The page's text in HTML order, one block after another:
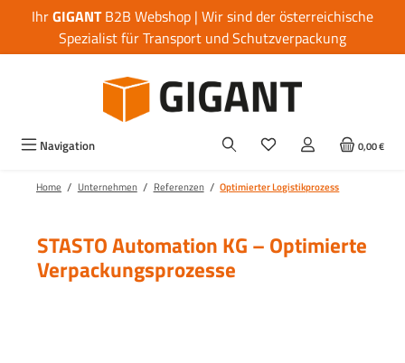
Zum Hauptinhalt springen
IhrGIGANTB2B Webshop | Wir sind der österreichische
Spezialist für Transport und Schutzverpackung
Navigation 0,00 €
Home / Unternehmen / Referenzen / Optimierter Logistikprozess
STASTO Automation KG – Optimierte
Verpackungsprozesse